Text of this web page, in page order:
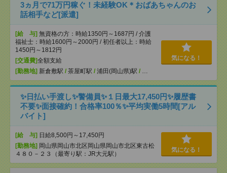
3ヵ月で71万円稼ぐ！未経験OK＊おばあちゃんのお
話相手など[派遣]
[給 与] 無資格の方：時給1350円～1687円 / 介護
福祉士：時給1600円～2000円 / 初任者以上：時給
1450円～1812円
[交通費]全額支給
[勤務地] 新倉敷駅 / 茶屋町駅 / 浦田(岡山県)駅 / …
気になる！
✨日払い手渡し✨警備員✨１日最大17,450円✨履歴書
不要✨面接確約！合格率100％✨平均実働5時間[アル
バイト]
[給 与] 日給8,500円～17,450円
[勤務地] 岡山県岡山市北区岡山県岡山市北区東古松
４８０－２３（最寄り駅：JR大元駅）
気になる！